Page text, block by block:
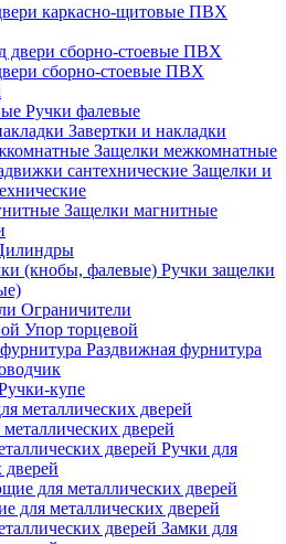
каркасно-щитовые ПВХ
сборно-стоевые ПВХ
Ручки фалевые
Завертки и накладки
Защелки межкомнатные
Защелки и
Защелки магнитные
Ручки защелки
Ограничители
Упор торцевой
Раздвижная фурнитура
купе
дверей
Ручки для
дверей
для металлических дверей
Замки для